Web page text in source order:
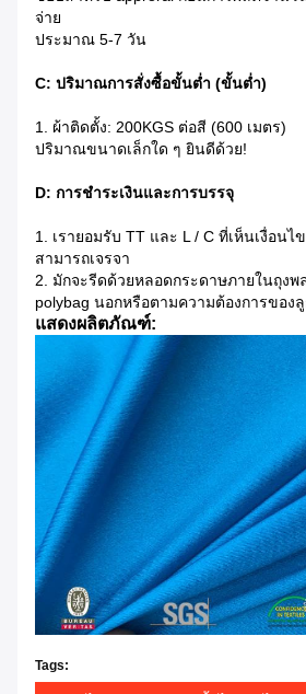
จ่าย
ประมาณ 5-7 วัน
C: ปริมาณการสั่งซื้อขั้นต่ำ (ขั้นต่ำ)
1. ผ้าติดตั้ง: 200KGS ต่อสี (600 เมตร)
ปริมาณขนาดเล็กใด ๆ ยินดีด้วย!
D: การชำระเงินและการบรรจุ
1. เรายอมรับ TT และ L / C ที่เห็นเงื่อนไ
สามารถเจรจา
2. มักจะรีดด้วยหลอดกระดาษภายในถุงพ
polybag นอกหรือตามความต้องการของ
แสดงผลิตภัณฑ์:
Tags: